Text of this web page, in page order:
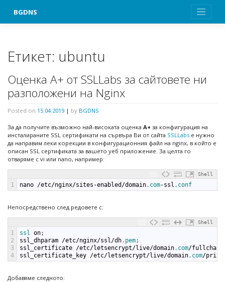
BGDNS
Етикет: ubuntu
Оценка А+ от SSLLabs за сайтовете ни
разположени на Nginx
Posted on 15.04.2019 | by BGDNS
За да получите възможно най-високата оценка А+ за конфигурация на
инсталираните SSL сертификати на сървъра Ви от сайта SSLLabs е нужно
да направим леки корекции в конфигурационния файл на nginx, в който е
описан SSL сертификата за вашето уеб приложение. За целта го
отваряме с vi или nano, например:
Shell
1 nano /etc/nginx/sites -enabled /domain.com-ssl .conf
Непосредствено след редовете с:
Shell
1
2
3
4
ssl on;
ssl_dhparam /etc/nginx/ssl/dh.pem;
ssl_certificate /etc/letsencrypt/live/domain.com/fullchain
ssl_certificate_key /etc/letsencrypt/live/domain.com/
Добавяме следното: